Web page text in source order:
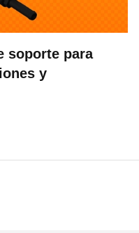
soporte para
y